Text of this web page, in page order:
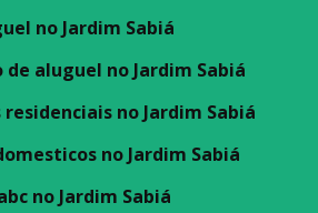
no Jardim Sabiá
aluguel no Jardim Sabiá
no Jardim Sabiá
no Jardim Sabiá
no Jardim Sabiá